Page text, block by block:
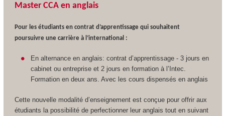
Master CCA en anglais
Pour les étudiants en contrat d’apprentissage qui souhaitent
poursuivre une carrière à l’international :
En alternance en anglais: contrat d’apprentissage - 3 jours en
cabinet ou entreprise et 2 jours en formation à l’Intec.
Formation en deux ans. Avec les cours dispensés en anglais
Cette nouvelle modalité d’enseignement est conçue pour offrir aux
étudiants la possibilité de perfectionner leur anglais tout en suivant